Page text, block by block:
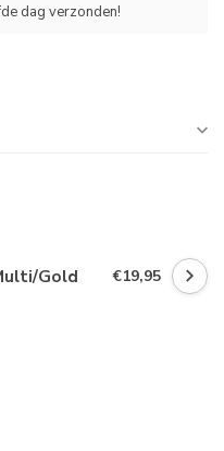
dag verzonden!
Gold €19,95